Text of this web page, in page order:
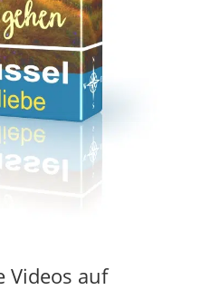
Videos auf